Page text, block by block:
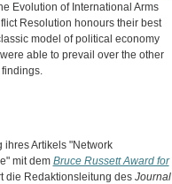
Evolution of International Arms
Resolution honours their best
model of political economy
able to prevail over the other
Artikels "Network
mit dem Bruce Russett Award for
die Redaktionsleitung des Journal